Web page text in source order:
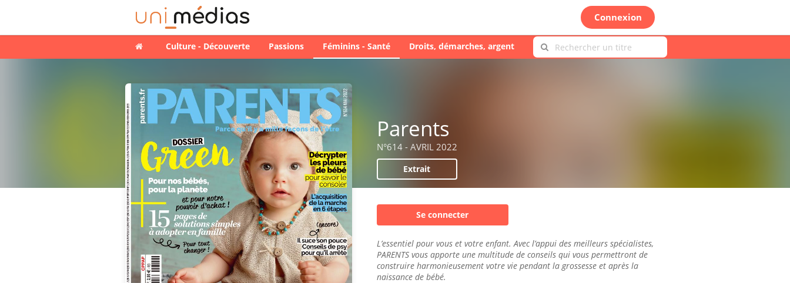
Connexion
Culture - Découverte Passions Féminins - Santé Droits, démarches, argent
Parents
N°614 - AVRIL 2022
Extrait
Se connecter
L’essentiel pour vous et votre enfant. Avec l’appui des meilleurs spécialistes,
PARENTS vous apporte une multitude de conseils qui vous permettront de
construire harmonieusement votre vie pendant la grossesse et après la
naissance de bébé.